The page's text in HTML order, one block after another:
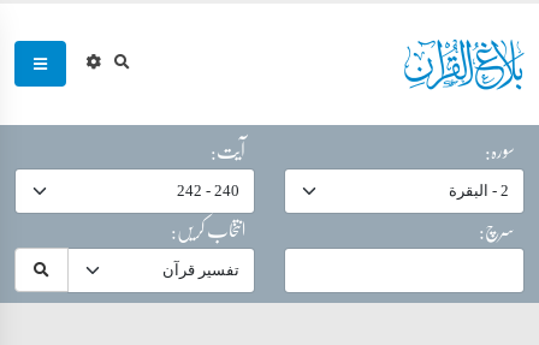
سورہ:
آیت:
سرچ:
انتخاب کریں: